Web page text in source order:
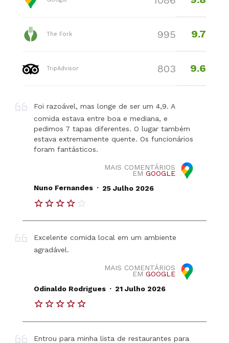
The Fork 995 9.7
TripAdvisor 803 9.6
Foi razoável, mas longe de ser um 4,9. A
comida estava entre boa e mediana, e
pedimos 7 tapas diferentes. O lugar também
estava extremamente quente. Os funcionários
foram fantásticos.
MAIS COMENTÁRIOS
EM GOOGLE
Nuno Fernandes . 25 Julho 2026
Excelente comida local em um ambiente
agradável.
MAIS COMENTÁRIOS
EM GOOGLE
Odinaldo Rodrigues . 21 Julho 2026
Entrou para minha lista de restaurantes para